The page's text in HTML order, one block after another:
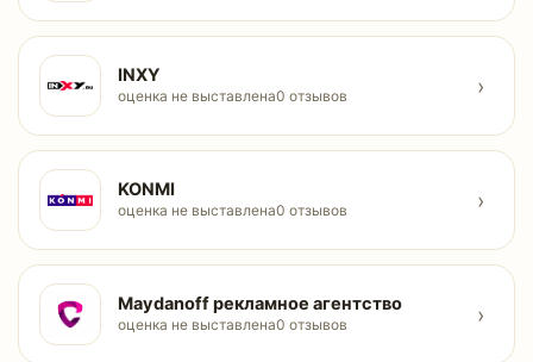
INXY
оценка не выставлена0 отзывов ›
KONMI
оценка не выставлена0 отзывов ›
Maydanoff рекламное агентство
оценка не выставлена0 отзывов ›